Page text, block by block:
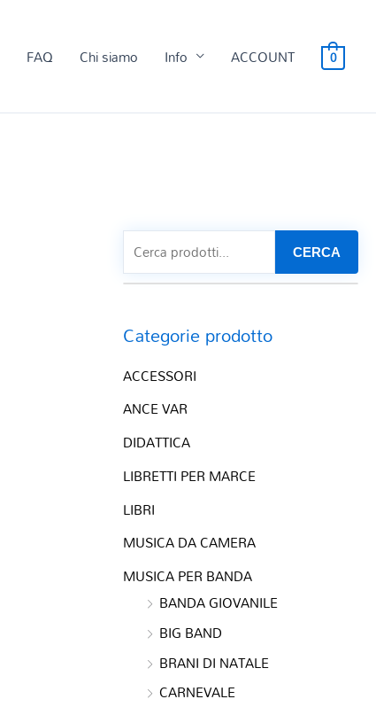
FAQ Chi siamo Info ACCOUNT 0
CERCA
Categorie prodotto
ACCESSORI
ANCE VAR
DIDATTICA
LIBRETTI PER MARCE
LIBRI
MUSICA DA CAMERA
MUSICA PER BANDA
BANDA GIOVANILE
BIG BAND
BRANI DI NATALE
CARNEVALE